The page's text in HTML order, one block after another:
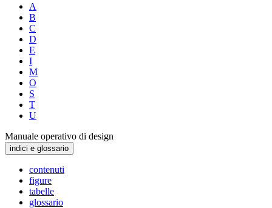
A
B
C
D
E
I
M
O
S
T
U
Manuale operativo di design
indici e glossario
contenuti
figure
tabelle
glossario